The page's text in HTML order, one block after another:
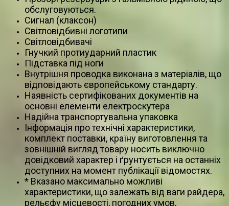
обслуговуються.
Сигнал (клаксон)
Світловідбивні логотипи
Світловідбивачі
Гнучкий протиударний пластик
Підставка під ноги
Внутрішня проводка виконана з матеріалів, що
відповідають європейському стандарту.
Наявність сертифікованих документів на
основні елементи електроскутера
Надійна транспортувальна упаковка
Інформація про технічні характеристики,
комплект поставки, країну виготовлення та
зовнішній вигляд товару носить виключно
довідковий характер і ґрунтується на останніх
доступних на момент публікації відомостях.
* Вказано максимально можливі
характеристики, що залежать від ваги райдера,
рельєфу місцевості, погодних умов,